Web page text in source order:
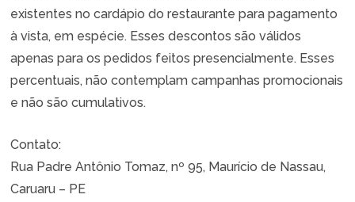
existentes no cardápio do restaurante para pagamento
à vista, em espécie. Esses descontos são válidos
apenas para os pedidos feitos presencialmente. Esses
percentuais, não contemplam campanhas promocionais
e não são cumulativos.
Contato:
Rua Padre Antônio Tomaz, nº 95, Maurício de Nassau,
Caruaru – PE